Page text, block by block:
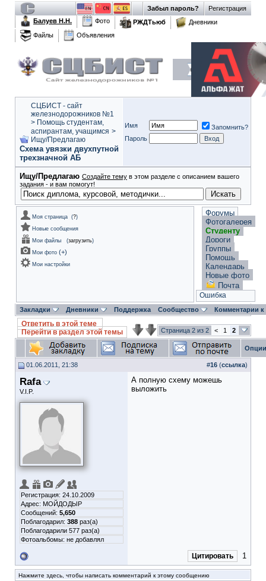
Регистрация
Забыл пароль?
Балуев Н.Н.
Фото РЖДТьюб
Дневники
Файлы
Объявления
СЦБИСТ - сайт
железнодорожников №1
> Помощь студентам,
аспирантам, учащимся >
Ищу/Предлагаю
Схема увязки двухпутной
трехзначной АБ
Имя
Запомнить?
Пароль
Ищу/Предлагаю Создайте тему в этом разделе с описанием вашего
задания - и вам помогут!
Моя страница (?)
Новые сообщения
Мои файлы
(загрузить)
Мои фото (+)
Мои настройки
Форумы
Фотогалерея
Студенту
Дороги
Группы
Помощь
Календарь
Новые фото
Почта
Ошибка
Закладки Дневники Поддержка Сообщество Комментарии
Ответить в этой теме
Перейти в раздел этой темы
Страница 2 из 2 < 1 2
01.06.2011, 21:38 #16 (ссылка)
Rafa
V.I.P.
Регистрация: 24.10.2009
Адрес: МОЙДОДЫР
Сообщений: 5,650
Поблагодарил: 388 раз(а)
Поблагодарили 577 раз(а)
Фотоальбомы: не добавлял
А полную схему можешь
выложить
Цитировать 1
Нажмите здесь, чтобы написать комментарий к этому сообщению